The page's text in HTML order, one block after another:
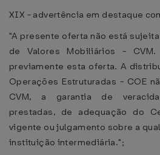
XIX - advertência em destaque
"A presente oferta não está
de Valores Mobiliários -
previamente esta oferta. A
Operações Estruturadas - COE
CVM, a garantia de
prestadas, de adequação do
vigente ou julgamento sobre a
instituição intermediária.";